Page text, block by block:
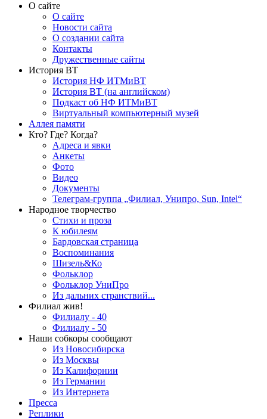
О сайте
О сайте
Новости сайта
О создании сайта
Контакты
Дружественные сайты
История ВТ
История НФ ИТМиВТ
История ВТ (на английском)
Подкаст об НФ ИТМиВТ
Виртуальный компьютерный музей
Аллея памяти
Кто? Где? Когда?
Адреса и явки
Анкеты
Фото
Видео
Документы
Телеграм-группа „Филиал, Унипро, Sun, Intel“
Народное творчество
Стихи и проза
К юбилеям
Бардовская страница
Воспоминания
Шизель&Ко
Фольклор
Фольклор УниПро
Из дальних странствий...
Филиал жив!
Филиалу - 40
Филиалу - 50
Наши собкоры сообщают
Из Новосибирска
Из Москвы
Из Калифорнии
Из Германии
Из Интернета
Пресса
Реплики